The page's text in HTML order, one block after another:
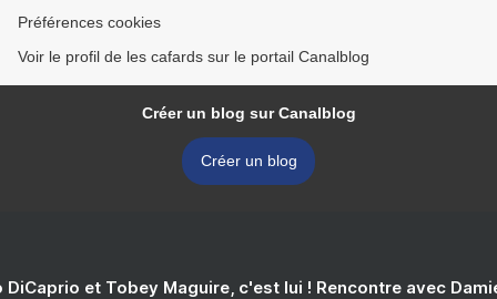
Préférences cookies
Voir le profil de les cafards sur le portail Canalblog
Créer un blog sur Canalblog
Créer un blog
DiCaprio et Tobey Maguire, c'est lui ! Rencontre avec